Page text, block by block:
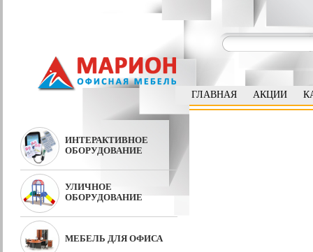
ГЛАВНАЯ АКЦИИ
ИНТЕРАКТИВНОЕ
ОБОРУДОВАНИЕ
УЛИЧНОЕ
ОБОРУДОВАНИЕ
МЕБЕЛЬ ДЛЯ ОФИСА